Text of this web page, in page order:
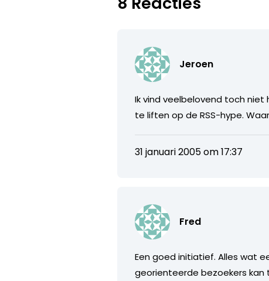
Jeroen
Ik vind veelbelovend toch
te liften op de RSS-hype.
31 januari 2005 om 17:37
Fred
Een goed initiatief. Alles wat
georienteerde bezoekers kan